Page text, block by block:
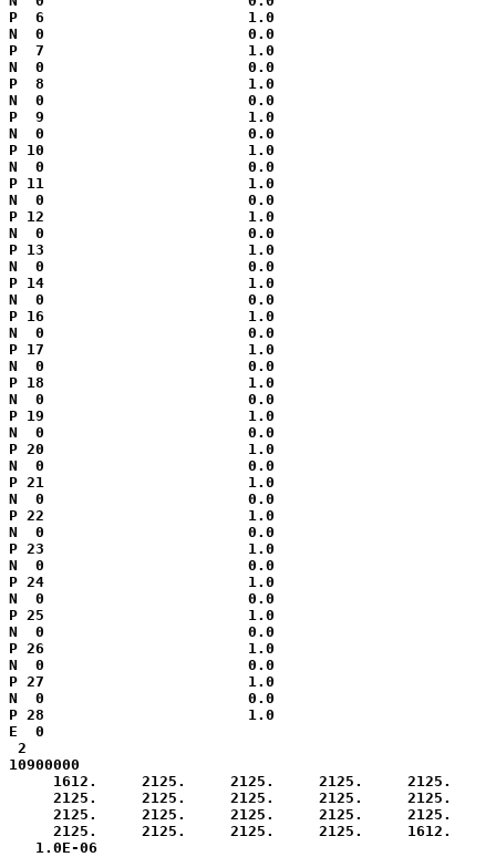
P  6                       1.0
N  0                       0.0
P  7                       1.0
N  0                       0.0
P  8                       1.0
N  0                       0.0
P  9                       1.0
N  0                       0.0
P 10                       1.0
N  0                       0.0
P 11                       1.0
N  0                       0.0
P 12                       1.0
N  0                       0.0
P 13                       1.0
N  0                       0.0
P 14                       1.0
N  0                       0.0
P 16                       1.0
N  0                       0.0
P 17                       1.0
N  0                       0.0
P 18                       1.0
N  0                       0.0
P 19                       1.0
N  0                       0.0
P 20                       1.0
N  0                       0.0
P 21                       1.0
N  0                       0.0
P 22                       1.0
N  0                       0.0
P 23                       1.0
N  0                       0.0
P 24                       1.0
N  0                       0.0
P 25                       1.0
N  0                       0.0
P 26                       1.0
N  0                       0.0
P 27                       1.0
N  0                       0.0
P 28                       1.0
E  0
2
10900000
1612.     2125.     2125.     2125.     2125.
2125.     2125.     2125.     2125.     2125.
2125.     2125.     2125.     2125.     2125.
     2125.     2125.     2125.     2125.     1612.
   1.0E-06